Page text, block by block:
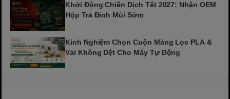
Khởi Động Chiến Dịch Tết 2027: Nhận OEM
Hộp Trà Đinh Mùi Sớm
Kinh Nghiệm Chọn Cuộn Màng Lọc PLA &
Vải Không Dệt Cho Máy Tự Động